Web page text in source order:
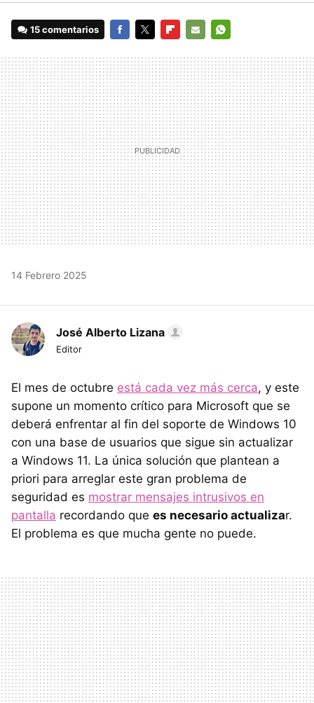
15 comentarios
MAIL
14 Febrero 2025
José Alberto Lizana
Editor
El mes de octubre está cada vez más cerca, y este
supone un momento crítico para Microsoft que se
deberá enfrentar al fin del soporte de Windows 10
con una base de usuarios que sigue sin actualizar
a Windows 11. La única solución que plantean a
priori para arreglar este gran problema de
seguridad es mostrar mensajes intrusivos en
pantalla recordando que es necesario actualizar.
El problema es que mucha gente no puede.